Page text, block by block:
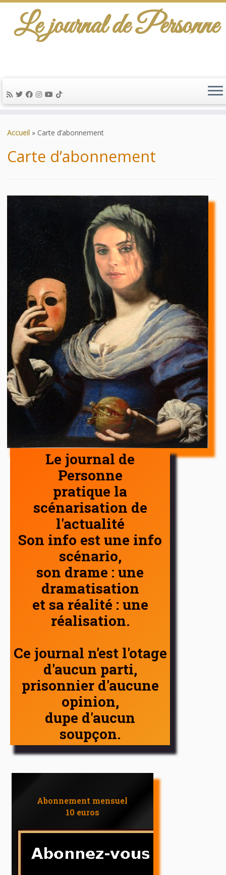
au
Le journal de Personne
Accueil » Carte d’abonnement
Carte d’abonnement
Le journal de
Personne
pratique la
scénarisation de
l'actualité
Son info est une info
scénario,
son drame : une
dramatisation
et sa réalité : une
réalisation.
Ce journal n'est l'otage
d'aucun parti,
prisonnier d'aucune
opinion,
dupe d'aucun
soupçon.
Abonnement mensuel
10 euros